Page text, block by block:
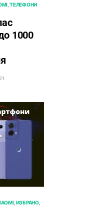
ТЕЛЕФОНИ
1000
ИЗБРАНО